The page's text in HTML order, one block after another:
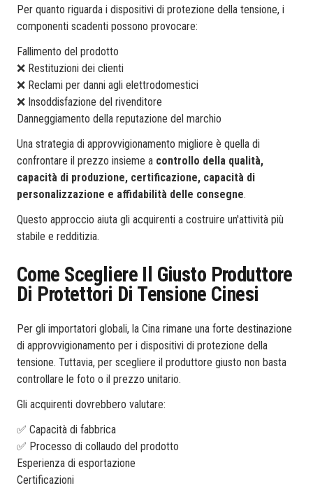
Per quanto riguarda i dispositivi di protezione della tensione, i
componenti scadenti possono provocare:
Fallimento del prodotto
❌ Restituzioni dei clienti
❌ Reclami per danni agli elettrodomestici
❌ Insoddisfazione del rivenditore
Danneggiamento della reputazione del marchio
Una strategia di approvvigionamento migliore è quella di
confrontare il prezzo insieme a controllo della qualità,
capacità di produzione, certificazione, capacità di
personalizzazione e affidabilità delle consegne.
Questo approccio aiuta gli acquirenti a costruire un'attività più
stabile e redditizia.
Come Scegliere Il Giusto Produttore
Di Protettori Di Tensione Cinesi
Per gli importatori globali, la Cina rimane una forte destinazione
di approvvigionamento per i dispositivi di protezione della
tensione. Tuttavia, per scegliere il produttore giusto non basta
controllare le foto o il prezzo unitario.
Gli acquirenti dovrebbero valutare:
✅ Capacità di fabbrica
✅ Processo di collaudo del prodotto
Esperienza di esportazione
Certificazioni